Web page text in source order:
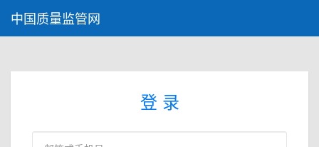
中国质量监管网
登 录